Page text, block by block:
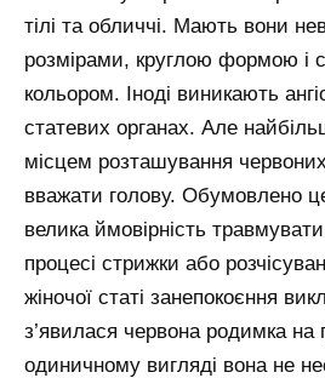
тілі та обличчі. Мають вони
розмірами, круглою формою і
кольором. Іноді виникають
статевих органах. Але
місцем розташування
вважати голову. Обумовлено
велика ймовірність
процесі стрижки або
жіночої статі занепокоєння
з’явилася червона родимка на
одиничному вигляді вона не